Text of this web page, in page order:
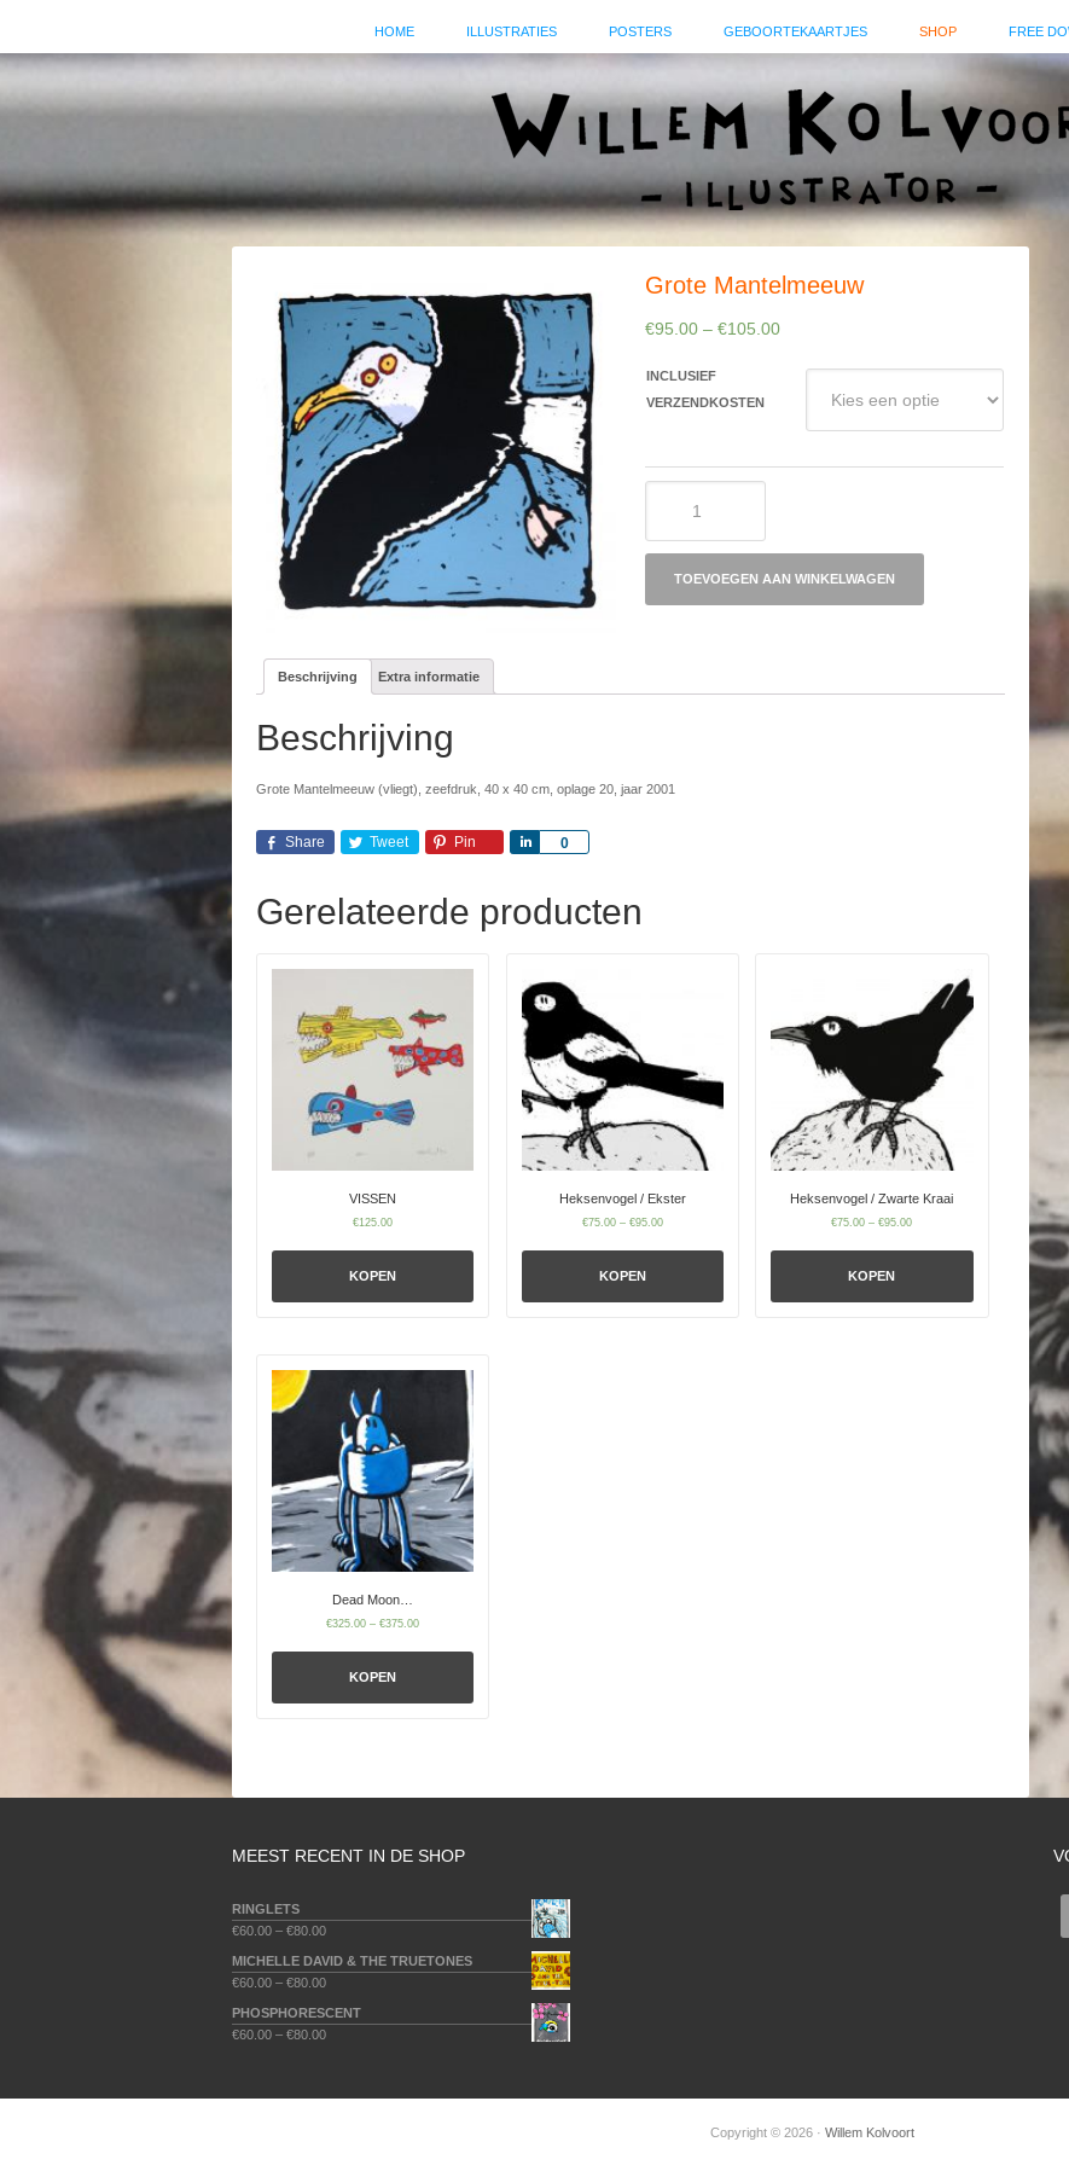
HOME ILLUSTRATIES POSTERS GEBOORTEKAARTJES SHOP FREE
Grote Mantelmeeuw
€95.00 –€105.00
INCLUSIEF
VERZENDKOSTEN
Mantelmeeuw
TOEVOEGEN AAN WINKELWAGEN
Beschrijving Extra informatie
Beschrijving
Grote Mantelmeeuw (vliegt), zeefdruk, 40 x 40 cm, oplage 20, jaar 2001
Share Tweet Pin 0
Share
Gerelateerde producten
VISSEN
€125.00
KOPEN
Heksenvogel / Ekster
€75.00– €95.00
KOPEN
Heksenvogel / Zwarte Kraai
€75.00 –€95.00
KOPEN
Dead Moon…
€325.00 –€375.00
KOPEN
MEEST RECENT IN DE SHOP
RINGLETS
€60.00 – €80.00
MICHELLE DAVID & THE TRUETONES
€60.00 – €80.00
PHOSPHORESCENT
€60.00 – €80.00
Copyright © 2026 · Willem Kolvoort